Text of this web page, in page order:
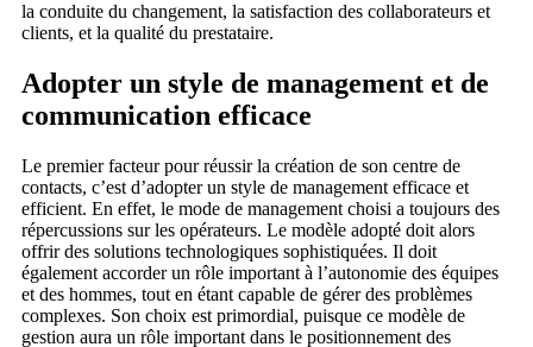
la conduite du changement, la satisfaction des collaborateurs et
clients, et la qualité du prestataire.
Adopter un style de management et de
communication efficace
Le premier facteur pour réussir la création de son centre de
contacts, c’est d’adopter un style de management efficace et
efficient. En effet, le mode de management choisi a toujours des
répercussions sur les opérateurs. Le modèle adopté doit alors
offrir des solutions technologiques sophistiquées. Il doit
également accorder un rôle important à l’autonomie des équipes
et des hommes, tout en étant capable de gérer des problèmes
complexes. Son choix est primordial, puisque ce modèle de
gestion aura un rôle important dans le positionnement des